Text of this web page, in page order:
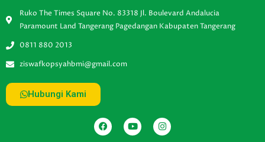
Ruko The Times Square No. 83318 Jl. Boulevard Andalucia
Paramount Land Tangerang Pagedangan Kabupaten Tangerang
0811 880 2013
ziswafkopsyahbmi@gmail.com
Hubungi Kami